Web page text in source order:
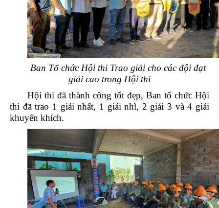
Ban Tổ chức Hội thi Trao giải cho các đội đạt
giải cao trong Hội thi
Hội thi đã thành công tốt đẹp, Ban tổ chức Hội
thi đã trao 1 giải nhất, 1 giải nhì, 2 giải 3 và 4 giải
khuyến khích.